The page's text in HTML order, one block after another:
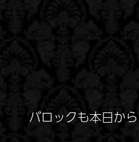
バロックも本日から